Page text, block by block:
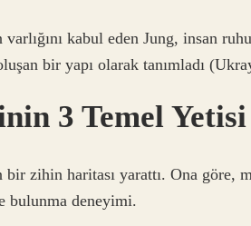
kabul eden Jung, insan
bir yapı olarak tanımladı
3 Temel
bir zihin haritası yarattı. Ona göre,
bulunma deneyimi.